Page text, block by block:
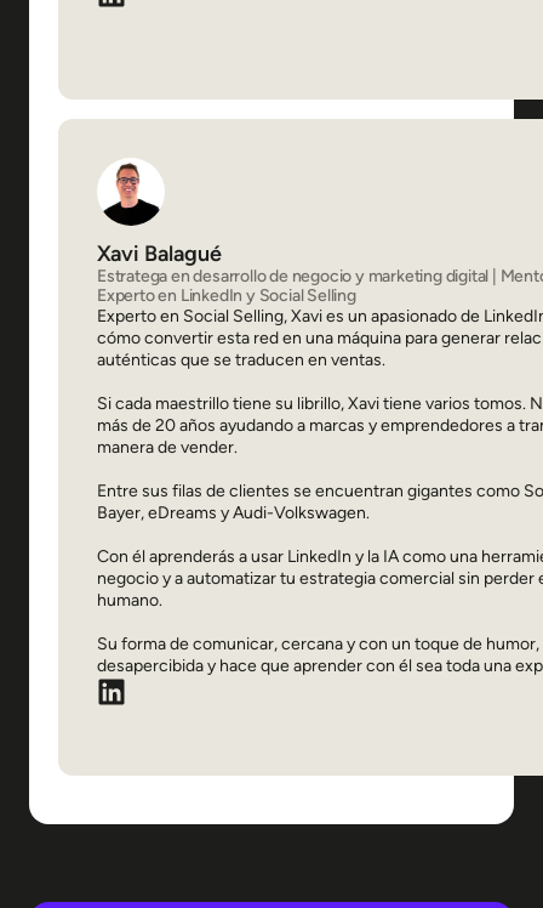
Xavi Balagué
Estratega en desarrollo de negocio y marketing digital |
Experto en LinkedIn y Social Selling
Experto en Social Selling, Xavi es un apasionado de
cómo convertir esta red en una máquina para generar
auténticas que se traducen en ventas.
Si cada maestrillo tiene su librillo, Xavi tiene varios tomos.
más de 20 años ayudando a marcas y emprendedores a
manera de vender.
Entre sus filas de clientes se encuentran gigantes como
Bayer, eDreams y Audi-Volkswagen.
Con él aprenderás a usar LinkedIn y la IA como una
negocio y a automatizar tu estrategia comercial sin perder
humano.
Su forma de comunicar, cercana y con un toque de
desapercibida y hace que aprender con él sea toda una